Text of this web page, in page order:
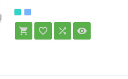
   